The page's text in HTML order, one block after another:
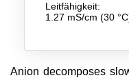
Team
Karriere
Leitfähigkeit:
1.27 mS/cm (30
Anion decomposes